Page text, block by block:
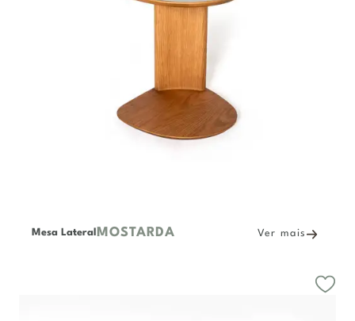
Mesa Lateral MOSTARDA Ver mais